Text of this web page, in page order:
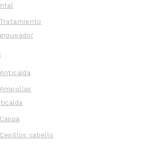
Tratamiento
Anticaída
Ampollas
Caspa
Cepillos cabello